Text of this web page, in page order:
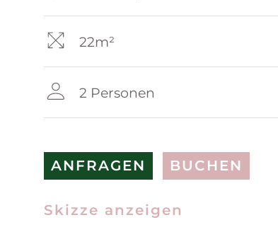
22m²
2 Personen
ANFRAGEN BUCHEN
Skizze anzeigen